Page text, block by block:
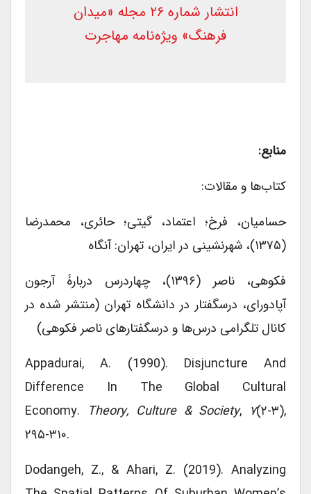
انتشار شماره ۲۶ مجله «میدان
فرهنگ» ویژه‌نامه مهاجرت
منابع:
کتاب‌ها و مقالات:
حسامیان، فرخ؛ اعتماد، گیتی؛ حائری، محمدرضا
فکوهی، ناصر (۱۳۹۶)، چهاردرس دربارۀ آرجون
آپادورای، درسگفتار در دانشگاه تهران (منتشر شده در
کانال تلگرامی درس‌ها و درسگفتارهای ناصر فکوهی)
Appadurai, A. (1990). Disjuncture And
Difference In The Global Cultural
Economy.Theory, Culture & Society ,۷(۲-۳),
۲۹۵-۳۱۰.
Dodangeh, Z., & Ahari, Z. (2019). Analyzing